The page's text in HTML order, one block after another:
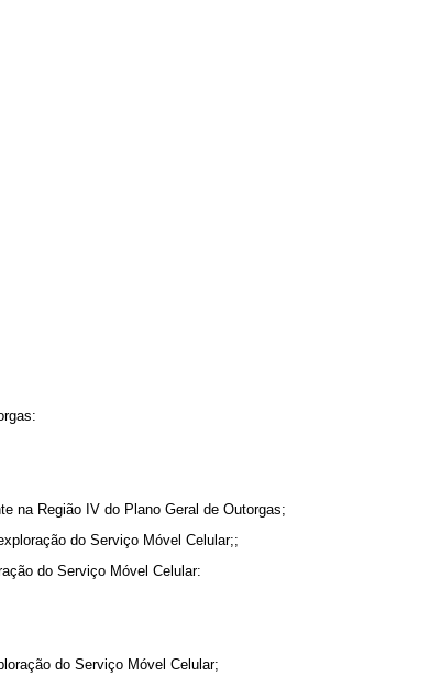
na Região IV do Plano Geral de Outorgas;
do Serviço Móvel Celular;;
do Serviço Móvel Celular:
do Serviço Móvel Celular;